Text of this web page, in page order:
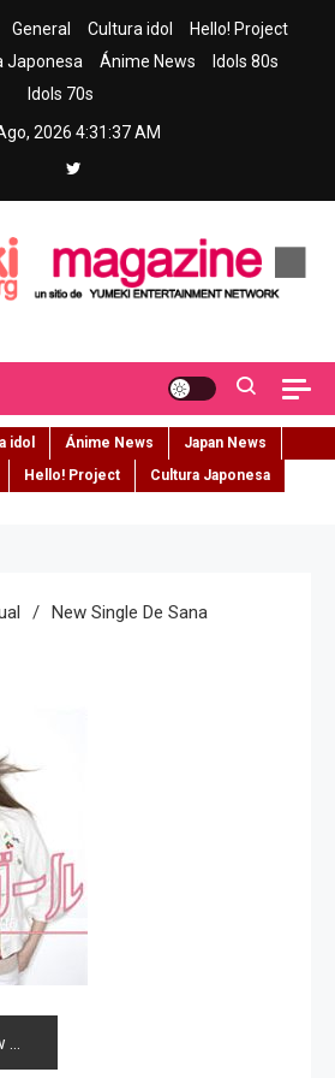
General Cultura idol
Hello! Project
Japonesa Ánime News
Idols 80s
Idols 70s
2026 4:31:38 AM
idol Ánime News
Japan News
Hello! Project
Cultura Japonesa
New Single De Sana